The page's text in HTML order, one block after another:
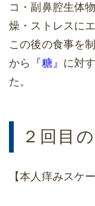
コ・副鼻腔生体
燥・ストレスに
この後の食事を
から
『糖』 に対
た。
２回目
【本人痒みスケ